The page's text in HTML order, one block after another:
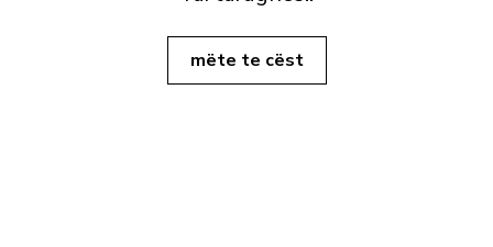
mëte te cëst